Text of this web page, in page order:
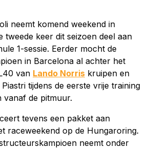
neemt komend weekend in
tweede keer dit seizoen deel aan
1-sessie. Eerder mocht de
in Barcelona al achter het
van Lando Norris kruipen en
tijdens de eerste vrije training
vanaf de pitmuur.
tevens een pakket aan
raceweekend op de Hungaroring.
neemt onder